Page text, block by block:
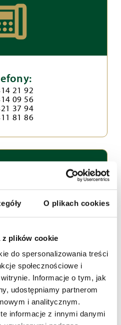
O plikach cookies
z plików cookie
do spersonalizowania treści
społecznościowe i
Informacje o tym, jak
udostępniamy partnerom
i analitycznym.
informacje z innymi danymi
21 92
09 56
37 94
81 86
331, 332
305
306, 307